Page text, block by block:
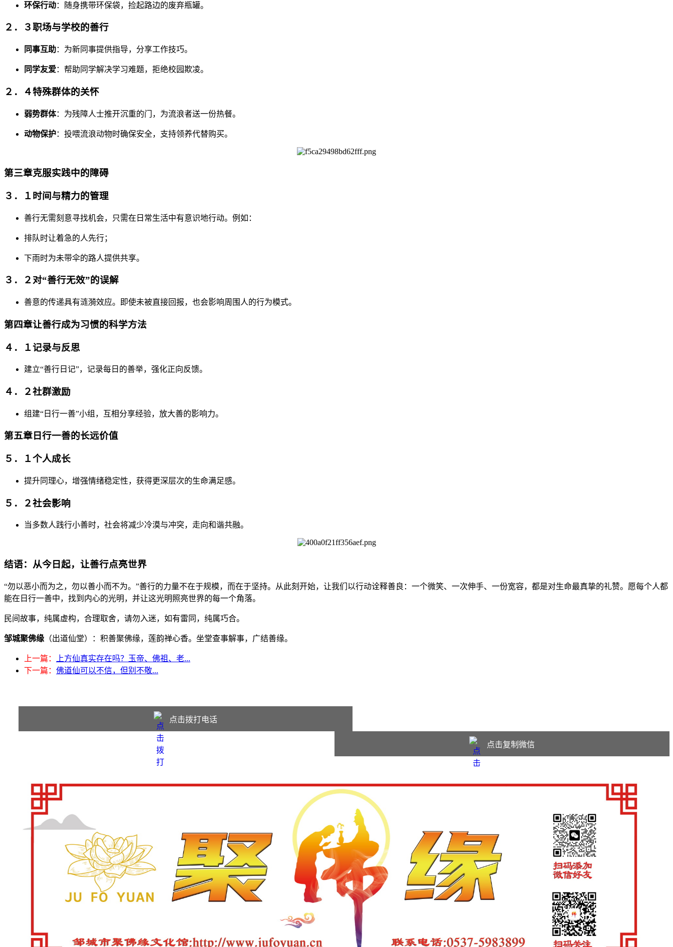
环保行动：随身携带环保袋，捡起路边的废弃瓶罐。
２．３职场与学校的善行
同事互助：为新同事提供指导，分享工作技巧。
同学友爱：帮助同学解决学习难题，拒绝校园欺凌。
２．４特殊群体的关怀
弱势群体：为残障人士推开沉重的门，为流浪者送一份热餐。
动物保护：投喂流浪动物时确保安全，支持领养代替购买。
第三章克服实践中的障碍
３．１时间与精力的管理
善行无需刻意寻找机会，只需在日常生活中有意识地行动。例如：
排队时让着急的人先行；
下雨时为未带伞的路人提供共享。
３．２对“善行无效”的误解
善意的传递具有涟漪效应。即使未被直接回报，也会影响周围人的行为模式。
第四章让善行成为习惯的科学方法
４．１记录与反思
建立“善行日记”，记录每日的善举，强化正向反馈。
４．２社群激励
组建“日行一善”小组，互相分享经验，放大善的影响力。
第五章日行一善的长远价值
５．１个人成长
提升同理心，增强情绪稳定性，获得更深层次的生命满足感。
５．２社会影响
当多数人践行小善时，社会将减少冷漠与冲突，走向和谐共融。
结语：从今日起，让善行点亮世界
“勿以恶小而为之，勿以善小而不为。”善行的力量不在于规模，而在于坚持。从此刻开始，让我们以行动诠释善良：一个微笑、一次伸手、一份宽容，都是对生命最真挚的礼赞。愿每个人都
能在日行一善中，找到内心的光明，并让这光明照亮世界的每一个角落。
民间故事，纯属虚构，合理取舍，请勿入迷，如有雷同，纯属巧合。
邹城聚佛缘 （出道仙堂）：积善聚佛缘，莲韵禅心香。坐堂查事解事，广结善缘。
上一篇：
上方仙真实存在吗？玉帝、佛祖、老...
下一篇： 佛道仙可以不信，但别不敬...
点击拨打电话
点击复制微信